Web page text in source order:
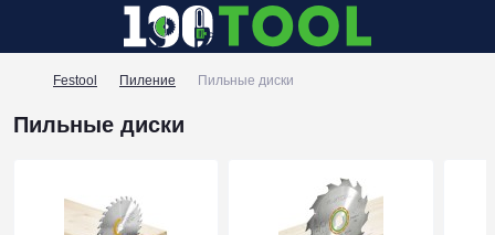
Festool Пиление Пильные диски
Пильные диски